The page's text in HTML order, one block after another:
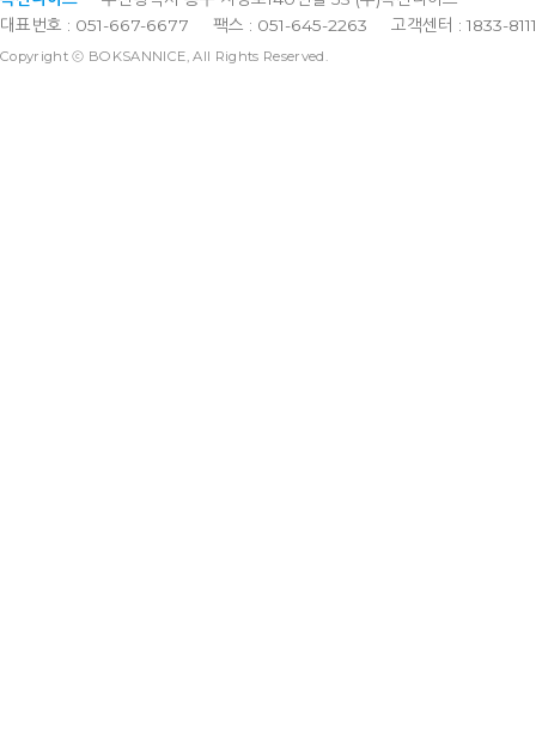
대표번호 : 051-667-6677
팩스 : 051-645-2263 고객센터 : 1833-8111
Copyright ⓒ BOKSANNICE, All Rights Reserved.